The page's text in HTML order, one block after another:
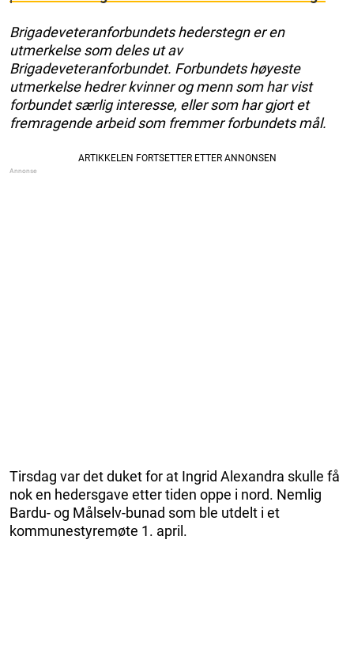
Brigadeveteranforbundets hederstegn er en
utmerkelse som deles ut av
Brigadeveteranforbundet. Forbundets høyeste
utmerkelse hedrer kvinner og menn som har vist
forbundet særlig interesse, eller som har gjort et
fremragende arbeid som fremmer forbundets mål.
Tirsdag var det duket for at Ingrid Alexandra skulle få
nok en hedersgave etter tiden oppe i nord. Nemlig
Bardu- og Målselv-bunad som ble utdelt i et
kommunestyremøte 1. april.